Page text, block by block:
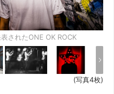
されたONE OK ROCK
(写真4枚)